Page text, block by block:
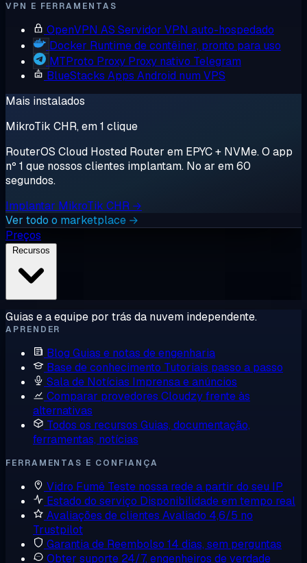
VPN E FERRAMENTAS
OpenVPN AS Servidor VPN auto-hospedado
Docker Runtime de contêiner, pronto para uso
MTProto Proxy Proxy nativo Telegram
BlueStacks Apps Android num VPS
Mais instalados
MikroTik CHR, em 1 clique
RouterOS Cloud Hosted Router em EPYC + NVMe. O app
nº 1 que nossos clientes implantam. No ar em 60
segundos.
Implantar MikroTik CHR →
Ver todo o marketplace →
Preços
Guias e a equipe por trás da nuvem independente.
APRENDER
Blog Guias e notas de engenharia
Base de conhecimento Tutoriais passo a passo
Sala de Notícias Imprensa e anúncios
Comparar provedores Cloudzy frente às
alternativas
Todos os recursos Guias, documentação,
ferramentas, notícias
FERRAMENTAS E CONFIANÇA
Vidro Fumê Teste nossa rede a partir do seu IP
Estado do serviço Disponibilidade em tempo real
Avaliações de clientes Avaliado 4,6/5 no
Trustpilot
Garantia de Reembolso 14 dias, sem perguntas
Obter suporte 24/7, engenheiros de verdade